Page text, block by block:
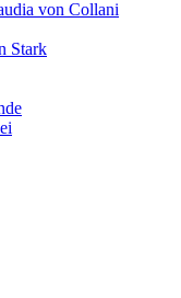
von Collani
Stark